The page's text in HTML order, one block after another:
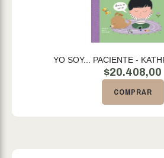
YO SOY... PACIENTE -
$20.408,00
COMPRAR